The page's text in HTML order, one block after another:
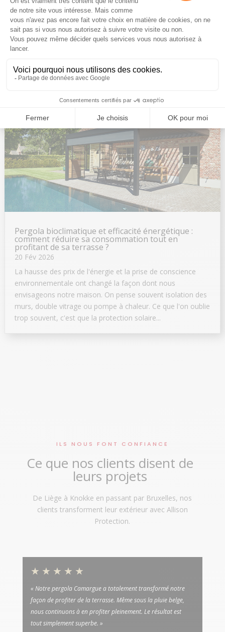
24 Avr 2026
Une terrasse exposée plein sud est un véritable privilège :
ensoleillement maximal, chaleur dès le printemps, lumière
toute la journée. Mais sans protection adaptée, cette
exposition devient vite inconfortable, voire invivable en été.
Pergola bioclimatique et efficacité énergétique :
comment réduire sa consommation tout en
profitant de sa terrasse ?
20 Fév 2026
La hausse des prix de l'énergie et la prise de conscience
environnementale ont changé la façon dont nous
envisageons notre maison. On pense souvent isolation des
murs, double vitrage ou pompe à chaleur. Ce que l'on oublie
trop souvent, c'est que la protection solaire...
ILS NOUS FONT CONFIANCE
Ce que nos clients disent de
leurs projets
De Liège à Knokke en passant par Bruxelles, nos
clients transforment leur extérieur avec Allison
Protection.
★★★★★
« Notre pergola Camargue a totalement transformé notre
façon de profiter de la terrasse. Même sous la pluie belge,
nous continuons à en profiter pleinement. Le résultat est
tout simplement superbe. »